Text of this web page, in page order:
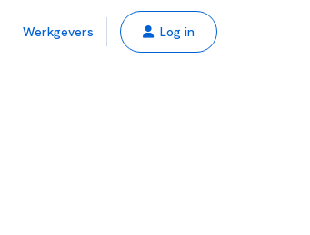
Werkgevers Log in